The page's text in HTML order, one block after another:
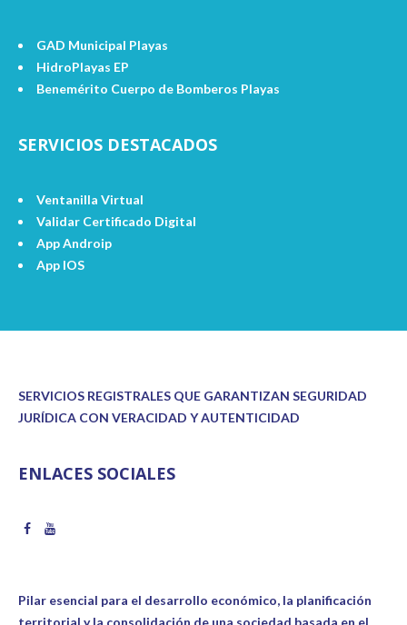
GAD Municipal Playas
HidroPlayas EP
Benemérito Cuerpo de Bomberos Playas
SERVICIOS DESTACADOS
Ventanilla Virtual
Validar Certificado Digital
App Androip
App IOS
SERVICIOS REGISTRALES QUE GARANTIZAN SEGURIDAD
JURÍDICA CON VERACIDAD Y AUTENTICIDAD
ENLACES SOCIALES
Pilar esencial para el desarrollo económico, la planificación
territorial y la consolidación de una sociedad basada en el